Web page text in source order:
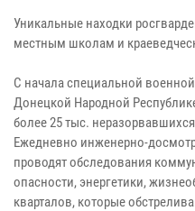
Уникальные находки
местным школам и
С начала специальной
Донецкой Народной
более 25 тыс.
Ежедневно инженерно-
проводят обследования
опасности, энергетики,
кварталов, которые